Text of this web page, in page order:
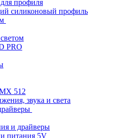
профиля
силиконовый профиль
PRO
512
звука и света
и драйверы
питания 5V